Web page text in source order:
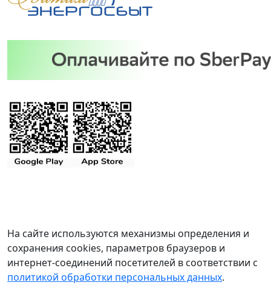
На сайте используются механизмы определения и
сохранения cookies, параметров браузеров и
интернет-соединений посетителей в соответствии с
политикой обработки персональных данных.